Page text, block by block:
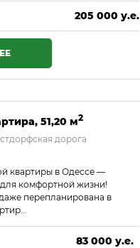
205 000 у.е.
8 815 000 ₴
51,20 м2
дорога
квартиры в Одессе —
комфортной жизни!
перепланирована в
83 000 у.е.